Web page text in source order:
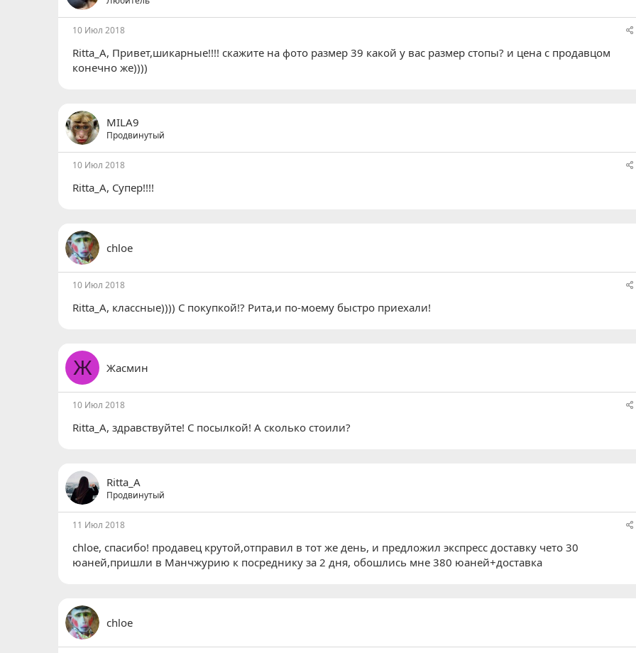
и
:
10 Июл 2018
Ritta_A, Привет,шикарные!!!! скажите на фото размер 39 какой у вас размер стопы? и цена с продавцом
конечно же))))
MILA9
Продвинутый
10 Июл 2018
Ritta_A, Супер!!!!
chloe
10 Июл 2018
Ritta_A, классные)))) С покупкой!? Рита,и по-моему быстро приехали!
Ж Жасмин
10 Июл 2018
Ritta_A, здравствуйте! С посылкой! А сколько стоили?
Ritta_A
Продвинутый
11 Июл 2018
chloe, спасибо! продавец крутой,отправил в тот же день, и предложил экспресс доставку чето 30
юаней,пришли в Манчжурию к посреднику за 2 дня, обошлись мне 380 юаней+доставка
chloe